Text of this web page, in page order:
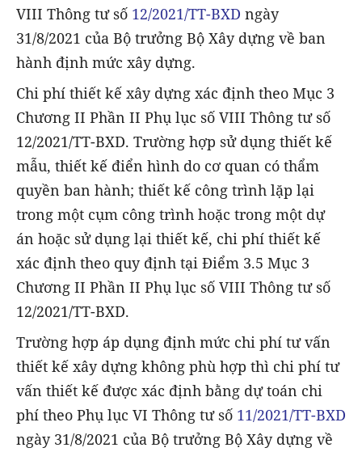
VIII Thông tư số 12/2021/TT-BXD ngày
31/8/2021 của Bộ trưởng Bộ Xây dựng về ban
hành định mức xây dựng.
Chi phí thiết kế xây dựng xác định theo Mục 3
Chương II Phần II Phụ lục số VIII Thông tư số
12/2021/TT-BXD. Trường hợp sử dụng thiết kế
mẫu, thiết kế điển hình do cơ quan có thẩm
quyền ban hành; thiết kế công trình lặp lại
trong một cụm công trình hoặc trong một dự
án hoặc sử dụng lại thiết kế, chi phí thiết kế
xác định theo quy định tại Điểm 3.5 Mục 3
Chương II Phần II Phụ lục số VIII Thông tư số
12/2021/TT-BXD.
Trường hợp áp dụng định mức chi phí tư vấn
thiết kế xây dựng không phù hợp thì chi phí tư
vấn thiết kế được xác định bằng dự toán chi
phí theo Phụ lục VI Thông tư số 11/2021/TT-BXD
ngày 31/8/2021 của Bộ trưởng Bộ Xây dựng về